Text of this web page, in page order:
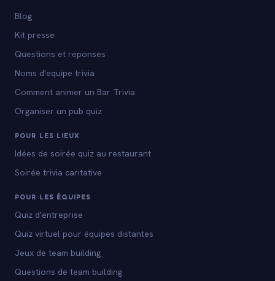
Blog
Kit presse
Questions et reponses
Noms d'equipe trivia
Comment animer un Bar Trivia
Organiser un pub quiz
POUR LES LIEUX
Idées de soirée quiz au restaurant
Soirée trivia caritative
POUR LES ÉQUIPES
Quiz d'entreprise
Quiz virtuel pour équipes distantes
Jeux de team building
Questions de team building